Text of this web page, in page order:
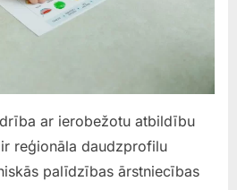
ar ierobežotu atbildību
reģionāla daudzprofilu
palīdzības ārstniecības